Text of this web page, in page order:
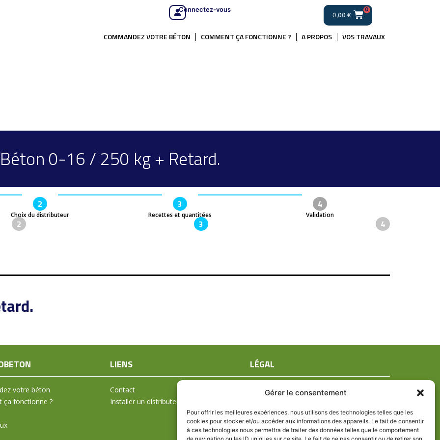
Gérer le consentement
Pour offrir les meilleures expériences, nous utilisons des technologies telles que les
cookies pour stocker et/ou accéder aux informations des appareils. Le fait de consentir
à ces technologies nous permettra de traiter des données telles que le comportement
Connectez-vous
0,00 €
0
COMMANDEZ VOTRE BÉTON COMMENT ÇA FONCTIONNE ? A PROPOS VOS TRAVAUX
Béton 0-16 / 250 kg + Retard.
2
Choix du distributeur
3
Recettes et quantitées
4
Validation
2 3 4
votre béton
ça fonctionne ?
LIENS
Contact
Installer un distributeur
LÉGAL
Mentions légales
Politique de confidentialité
Politique de cookies (UE)